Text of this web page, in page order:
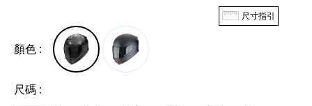
顏色 :
尺寸指引
尺碼 :